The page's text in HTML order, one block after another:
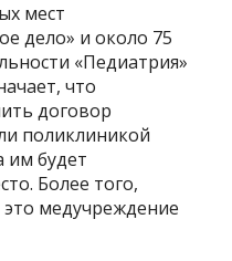
мест
дело» и около 75
«Педиатрия»
что
договор
поликлиникой
им будет
Более того,
медучреждение